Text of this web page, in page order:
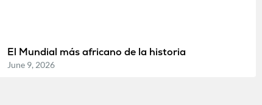
El Mundial más africano de la historia
June 9, 2026